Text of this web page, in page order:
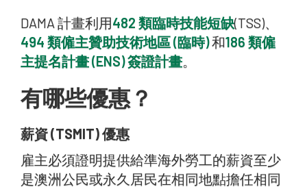
DAMA 計畫利用482 類臨時技能短缺(TSS)、
494 類僱主贊助技術地區 (臨時)和186 類僱
主提名計畫 (ENS) 簽證計畫。
有哪些優惠？
薪資 (TSMIT) 優惠
雇主必須證明提供給準海外勞工的薪資至少
是澳洲公民或永久居民在相同地點擔任相同